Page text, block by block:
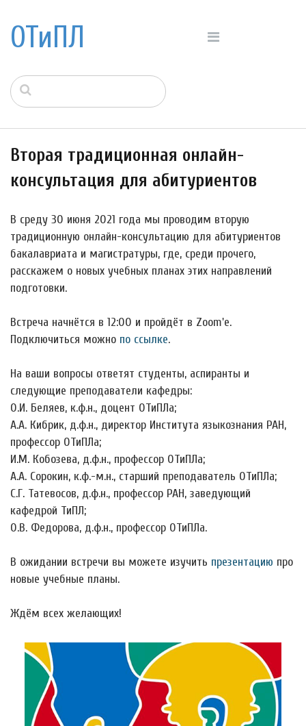
ОТиПЛ
Вторая традиционная онлайн-
консультация для абитуриентов
В среду 30 июня 2021 года мы проводим вторую
традиционную онлайн-консультацию для абитуриентов
бакалавриата и магистратуры, где, среди прочего,
расскажем о новых учебных планах этих направлений
подготовки.
Встреча начнётся в 12:00 и пройдёт в Zoom'е.
Подключиться можно по ссылке.
На ваши вопросы ответят студенты, аспиранты и
следующие преподаватели кафедры:
О.И. Беляев, к.ф.н., доцент ОТиПЛа;
А.А. Кибрик, д.ф.н., директор Института языкознания РАН,
профессор ОТиПЛа;
И.М. Кобозева, д.ф.н., профессор ОТиПЛа;
А.А. Сорокин, к.ф.-м.н., старший преподаватель ОТиПЛа;
С.Г. Татевосов, д.ф.н., профессор РАН, заведующий
кафедрой ТиПЛ;
О.В. Федорова, д.ф.н., профессор ОТиПЛа.
В ожидании встречи вы можете изучить презентацию про
новые учебные планы.
Ждём всех желающих!